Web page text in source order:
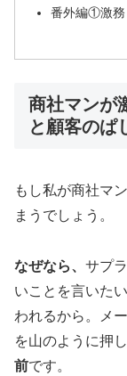
番外編①激務
商社マンが
と顧客のぱ
もし私が商社マ
まうでしょう。
なぜなら、 サプ
いことを言いた
われるから。メ
を山のように押
前です。